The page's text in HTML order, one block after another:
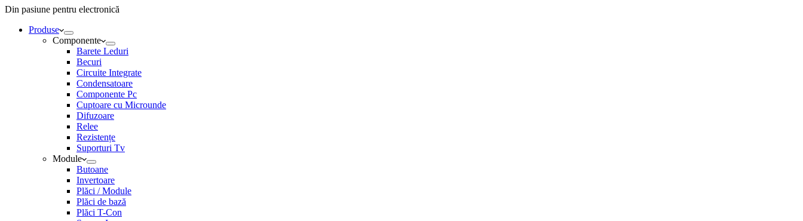
Din pasiune pentru electronică
Produse
Componente
Barete Leduri
Becuri
Circuite Integrate
Condensatoare
Componente Pc
Cuptoare cu Microunde
Difuzoare
Relee
Rezistențe
Suporturi Tv
Module
Butoane
Invertoare
Plăci / Module
Plăci de bază
Plăci T-Con